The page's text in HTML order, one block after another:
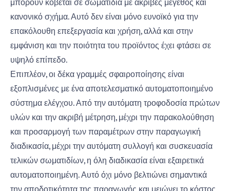
κανονικό σχήμα. Αυτό δεν είναι μόνο ευνοϊκό για την
επακόλουθη επεξεργασία και χρήση, αλλά και στην
εμφάνιση και την ποιότητα του προϊόντος έχει φτάσει σε
υψηλό επίπεδο.
Επιπλέον, οι δέκα γραμμές σφαιροποίησης είναι
εξοπλισμένες με ένα αποτελεσματικό αυτοματοποιημένο
σύστημα ελέγχου. Από την αυτόματη τροφοδοσία πρώτων
υλών και την ακριβή μέτρηση, μέχρι την παρακολούθηση
και προσαρμογή των παραμέτρων στην παραγωγική
διαδικασία, μέχρι την αυτόματη συλλογή και συσκευασία
τελικών σωματιδίων, η όλη διαδικασία είναι εξαιρετικά
αυτοματοποιημένη. Αυτό όχι μόνο βελτιώνει σημαντικά